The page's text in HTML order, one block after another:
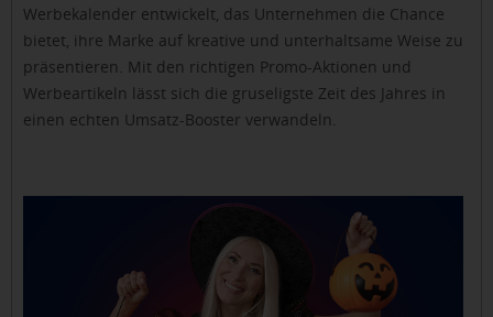
Werbekalender entwickelt, das Unternehmen die Chance
bietet, ihre Marke auf kreative und unterhaltsame Weise zu
präsentieren. Mit den richtigen Promo-Aktionen und
Werbeartikeln lässt sich die gruseligste Zeit des Jahres in
einen echten Umsatz-Booster verwandeln.